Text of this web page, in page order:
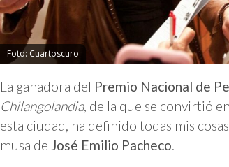
Foto: Cuartoscuro
La ganadora del Premio Nacional de
Chilangolandia, de la que se convirtió
esta ciudad, ha definido todas mis
musa de José Emilio Pacheco.